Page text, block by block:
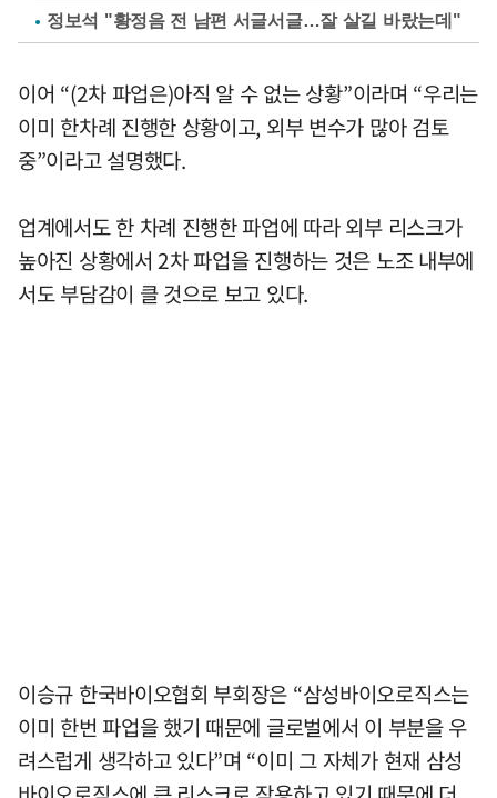
정보석 "황정음 전 남편 서글서글…잘 살길 바랐는데"
이어 “(2차 파업은)아직 알 수 없는 상황”이라며 “우리는
이미 한차례 진행한 상황이고, 외부 변수가 많아 검토
중”이라고 설명했다.
업계에서도 한 차례 진행한 파업에 따라 외부 리스크가
높아진 상황에서 2차 파업을 진행하는 것은 노조 내부에
서도 부담감이 클 것으로 보고 있다.
이승규 한국바이오협회 부회장은 “삼성바이오로직스는
이미 한번 파업을 했기 때문에 글로벌에서 이 부분을 우
려스럽게 생각하고 있다”며 “이미 그 자체가 현재 삼성